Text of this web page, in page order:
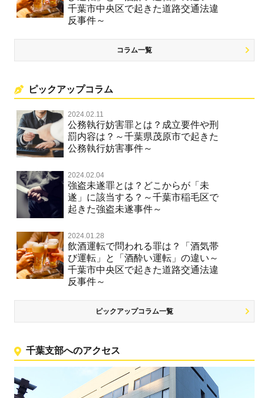
千葉市中央区で起きた道路交通法違
反事件～
コラム一覧
ピックアップコラム
2024.02.11
公務執行妨害罪とは？成立要件や刑
罰内容は？～千葉県茂原市で起きた
公務執行妨害事件～
2024.02.04
強盗未遂罪とは？どこからが「未
遂」に該当する？～千葉市稲毛区で
起きた強盗未遂事件～
2024.01.28
飲酒運転で問われる罪は？「酒気帯
び運転」と「酒酔い運転」の違い～
千葉市中央区で起きた道路交通法違
反事件～
ピックアップコラム一覧
千葉支部へのアクセス